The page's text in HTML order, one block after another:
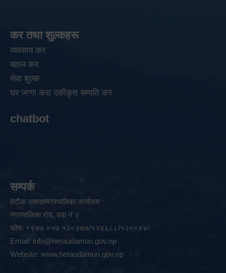
कर तथा शुल्कहरू
व्यवसाय कर
बहाल कर
सेवा शुल्क
घर जग्गा कर/ एकीकृत सम्पति कर
chatbot
सम्पर्क
हेटौडा उपमहानगरपालिका कार्यालय
नगरपालिका रोड, वडा नं २
फोन: +९७७ ०५७ ५२०३७७/५२४६८८/५२००४४/
Email: info@hetaudamun.gov.np
Website: www.hetaudamun.gov.np